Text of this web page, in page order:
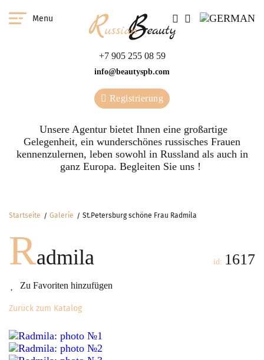
Menu
+7 905 255 08 59
info@beautyspb.com
Registrierung
Unsere Agentur bietet Ihnen eine großartige
Gelegenheit, ein wunderschönes russisches Frauen
kennenzulernen, leben sowohl in Russland als auch in
ganz Europa. Begleiten Sie uns !
Startseite Galerie St.Petersburg schöne Frau Radmila
Radmila
Zu Favoriten hinzufügen
id: 1617
Zurück zum Katalog